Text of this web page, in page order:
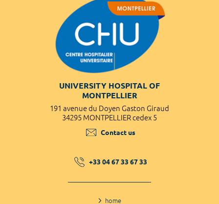
UNIVERSITY HOSPITAL OF
MONTPELLIER
191 avenue du Doyen Gaston Giraud
34295 MONTPELLIER cedex 5
Contact us
+33 04 67 33 67 33
home